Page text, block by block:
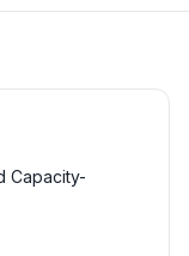
Capacity-